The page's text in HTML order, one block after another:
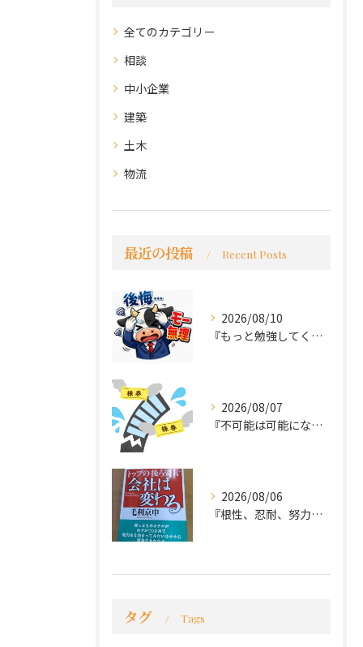
全てのカテゴリー
相談
中小企業
建築
土木
物流
最近の投稿 Recent Posts
2026/08/10
『もっと勉強してくれば良かった～後悔先にたたず』
2026/08/07
『不可能は可能になる』
2026/08/06
『根性、忍耐、努力という言葉は死語なのか』
タグ Tags